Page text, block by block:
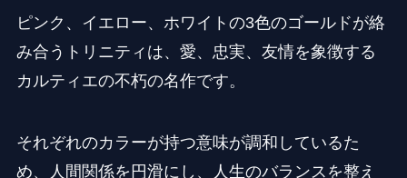
ピンク、イエロー、ホワイトの3色のゴールドが絡
み合うトリニティは、愛、忠実、友情を象徴する
カルティエの不朽の名作です。
それぞれのカラーが持つ意味が調和しているた
め、人間関係を円滑にし、人生のバランスを整え